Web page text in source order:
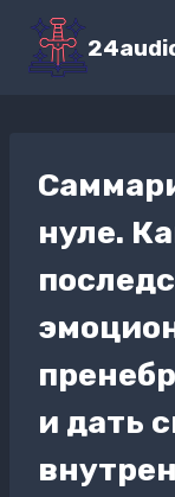
Перейти
содержимому
нуле.
и дать